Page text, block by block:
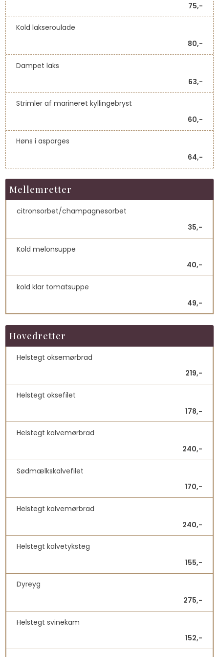
75,-​
Kold lakseroulade
80,-
Dampet laks
63,-
Strimler af marineret kyllingebryst
60,-
Høns i asparges
64,-
Mellemretter
citronsorbet/champagnesorbet
35,-
Kold melonsuppe
40,-
kold klar tomatsuppe
49,-
Hovedretter
Helstegt oksemørbrad
219,-
Helstegt oksefilet
178,-
Helstegt kalvemørbrad
240,-
Sødmælkskalvefilet
170,-
Helstegt kalvemørbrad
240,-
Helstegt kalvetyksteg
155,-
Dyreyg
275,-
Helstegt svinekam
152,-